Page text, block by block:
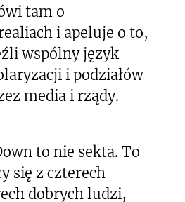
tam o
i apeluje o to,
wspólny język
i podziałów
media i rządy.
to nie sekta. To
się z czterech
dobrych ludzi,